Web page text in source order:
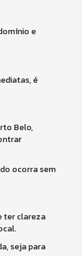
e
é
Belo,
ocorra sem
ter clareza
seja para